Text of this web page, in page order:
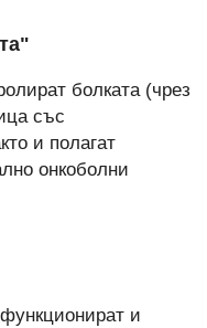
болката (чрез
със
и полагат
онкоболни
и